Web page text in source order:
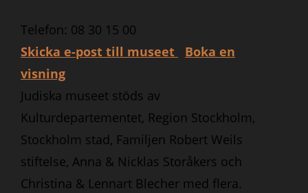
Telefon: 08 30 15 00
Skicka e-post till museet
Boka en
visning
Judiska museet stöds av
Kulturdepartementet, Region Stockholm,
Stockholm stad, Familjen Robert Weils
stiftelse, Anna & Nicklas Storåkers och
Christina & Lennart Blecher med flera.